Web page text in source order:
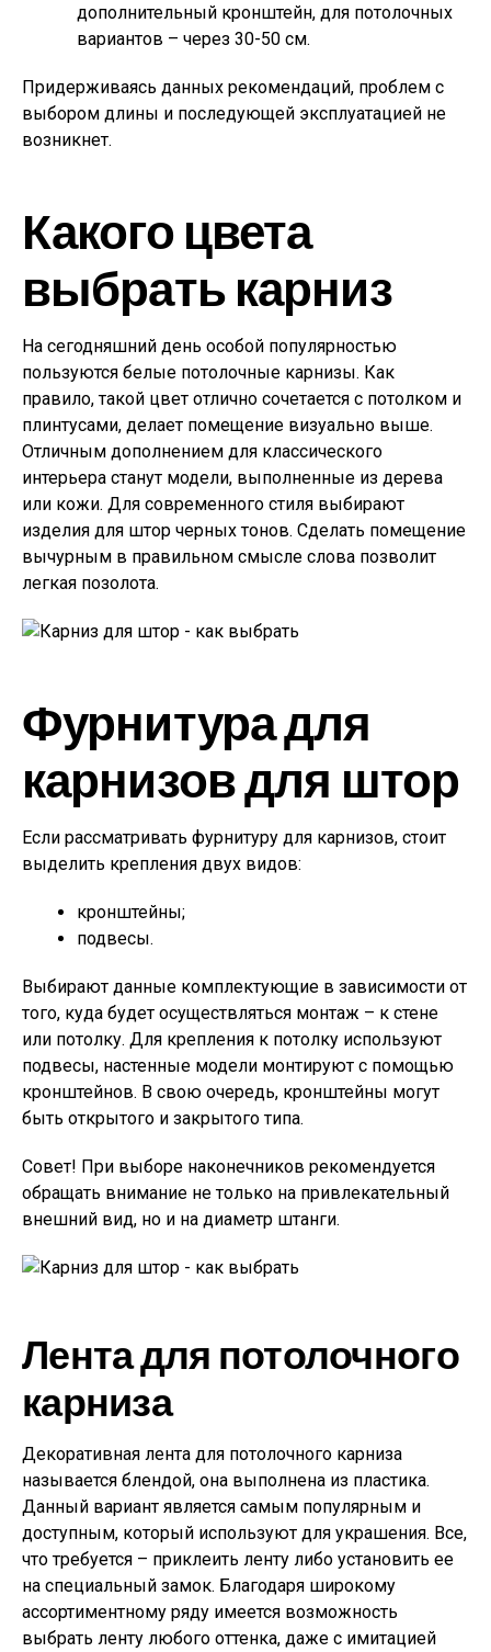
дополнительный кронштейн, для потолочных
вариантов – через 30-50 см.
Придерживаясь данных рекомендаций, проблем с
выбором длины и последующей эксплуатацией не
возникнет.
Какого цвета
выбрать карниз
На сегодняшний день особой популярностью
пользуются белые потолочные карнизы. Как
правило, такой цвет отлично сочетается с потолком и
плинтусами, делает помещение визуально выше.
Отличным дополнением для классического
интерьера станут модели, выполненные из дерева
или кожи. Для современного стиля выбирают
изделия для штор черных тонов. Сделать помещение
вычурным в правильном смысле слова позволит
легкая позолота.
Фурнитура для
карнизов для штор
Если рассматривать фурнитуру для карнизов, стоит
выделить крепления двух видов:
кронштейны;
подвесы.
Выбирают данные комплектующие в зависимости от
того, куда будет осуществляться монтаж – к стене
или потолку. Для крепления к потолку используют
подвесы, настенные модели монтируют с помощью
кронштейнов. В свою очередь, кронштейны могут
быть открытого и закрытого типа.
Совет! При выборе наконечников рекомендуется
обращать внимание не только на привлекательный
внешний вид, но и на диаметр штанги.
Лента для потолочного
карниза
Декоративная лента для потолочного карниза
называется блендой, она выполнена из пластика.
Данный вариант является самым популярным и
доступным, который используют для украшения. Все,
что требуется – приклеить ленту либо установить ее
на специальный замок. Благодаря широкому
ассортиментному ряду имеется возможность
выбрать ленту любого оттенка, даже с имитацией